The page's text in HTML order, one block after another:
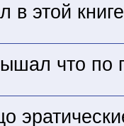
в этой
что по